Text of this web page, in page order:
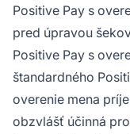
Positive Pay s
pred úpravou
Positive Pay s
štandardného
overenie mena
obzvlášť účinná